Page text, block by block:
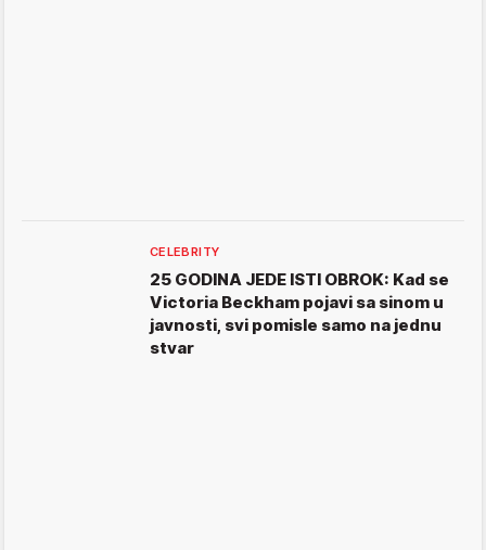
CELEBRITY
25 GODINA JEDE ISTI OBROK: Kad se
Victoria Beckham pojavi sa sinom u
javnosti, svi pomisle samo na jednu
stvar